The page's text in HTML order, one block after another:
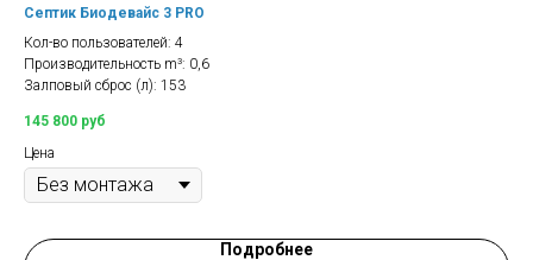
Септик Биодевайс 3 PRO
Кол-во пользователей: 4
Производительность m³: 0,6
Залповый сброс (л): 153
145 800 руб
Цена
Подробнее